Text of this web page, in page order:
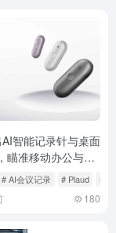
智能记录针与桌面
瞄准移动办公与远
# AI会议记录 # Plaud #
180